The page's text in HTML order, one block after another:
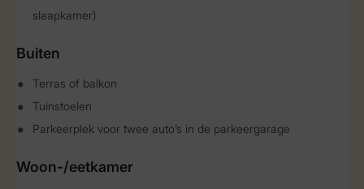
slaapkamer)
Buiten
Terras of balkon
Tuinstoelen
Parkeerplek voor twee auto’s in de parkeergarage
Woon-/eetkamer